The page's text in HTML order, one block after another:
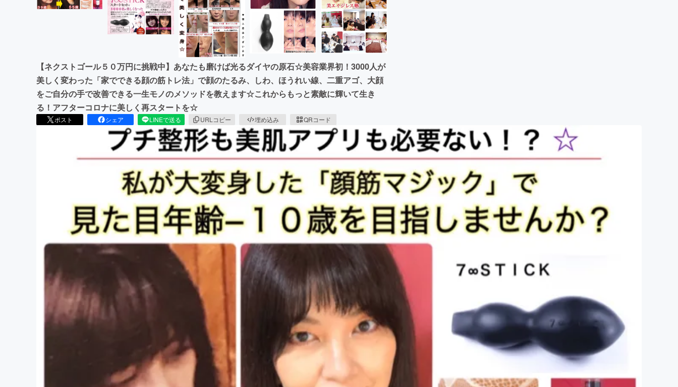
【ネクストゴール５０万円に挑戦中】あなたも磨けば光るダイヤの原石☆美容業界初！3000人が
美しく変わった「家でできる顔の筋トレ法」で顔のたるみ、しわ、ほうれい線、二重アゴ、大顔
をご自分の手で改善できる一生モノのメソッドを教えます☆これからもっと素敵に輝いて生き
る！アフターコロナに美しく再スタートを☆
ポスト シェア LINEで送る URLコピー 埋め込み QRコード